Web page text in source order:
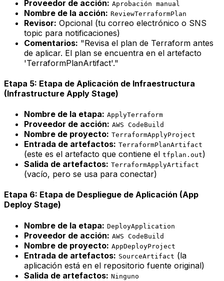
Proveedor de acción: Aprobación manual
Nombre de la acción: ReviewTerraformPlan
Revisor: Opcional (tu correo electrónico o SNS
topic para notificaciones)
Comentarios: "Revisa el plan de Terraform antes
de aplicar. El plan se encuentra en el artefacto
'TerraformPlanArtifact'."
Etapa 5: Etapa de Aplicación de Infraestructura
(Infrastructure Apply Stage)
Nombre de la etapa: ApplyTerraform
Proveedor de acción: AWS CodeBuild
Nombre de proyecto: TerraformApplyProject
Entrada de artefactos: TerraformPlanArtifact
(este es el artefacto que contiene el tfplan.out)
Salida de artefactos: TerraformApplyArtifact
(vacío, pero se usa para conectar)
Etapa 6: Etapa de Despliegue de Aplicación (App
Deploy Stage)
Nombre de la etapa: DeployApplication
Proveedor de acción: AWS CodeBuild
Nombre de proyecto: AppDeployProject
Entrada de artefactos: SourceArtifact (la
aplicación está en el repositorio fuente original)
Salida de artefactos: Ninguno